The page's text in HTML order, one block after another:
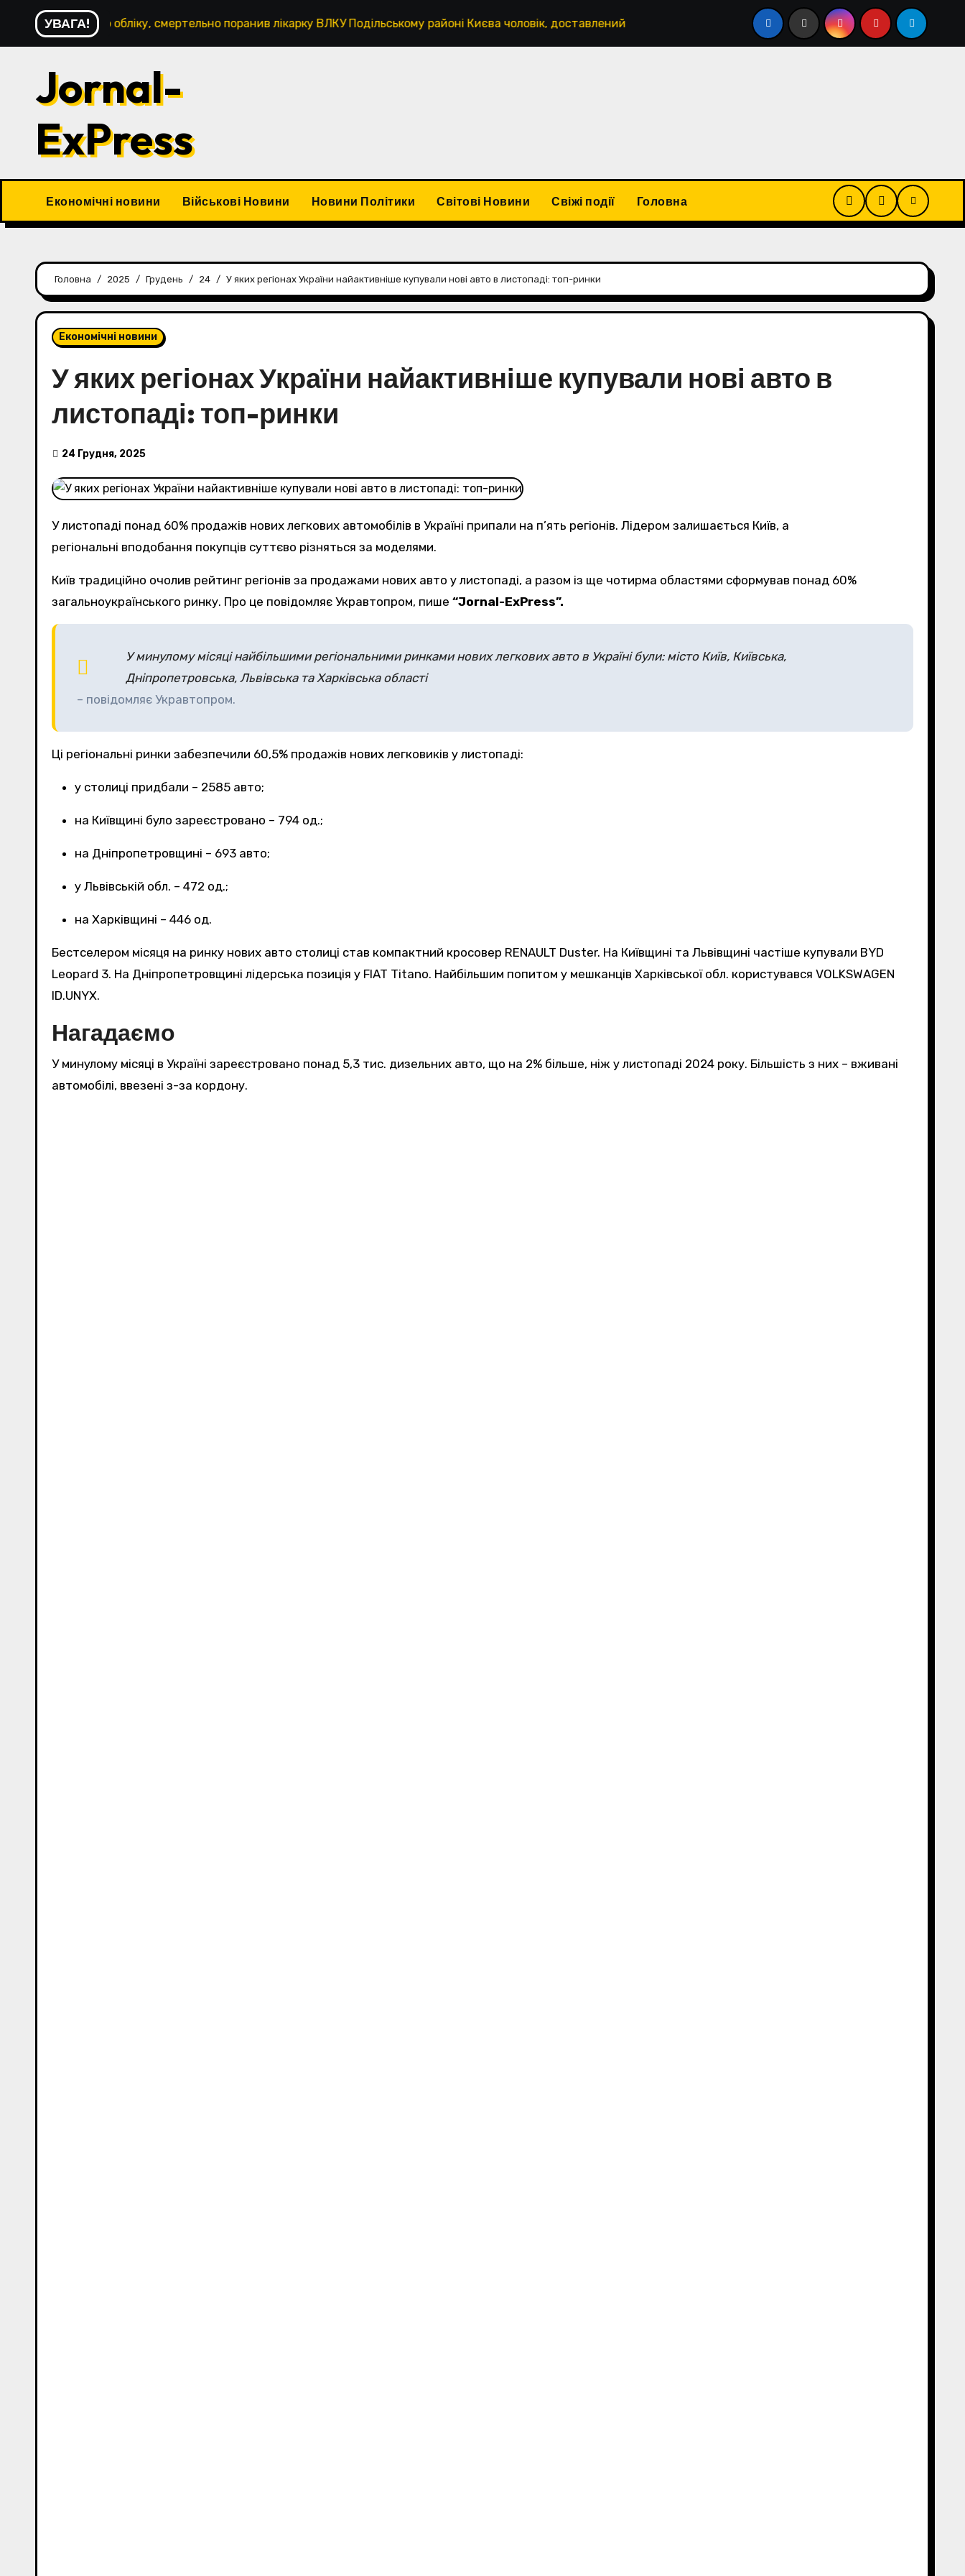
Перейти
контенту
УВАГА!
обліку, смертельно поранив лікарку ВЛКУ Подільському районі Києва чоловік, доставлений до ТЦК за порушення військового обліку, завдав ножових поранень
Jornal-
ExPress
Економічні новини Військові Новини Новини Політики Світові Новини Свіжі події Головна
Головна 2025 Грудень 24 У яких регіонах України найактивніше купували нові авто в листопаді: топ-ринки
Економічні новини
У яких регіонах України найактивніше купували нові авто в
листопаді: топ-ринки
24 Грудня, 2025
У листопаді понад 60% продажів нових легкових автомобілів в Україні припали на п’ять регіонів. Лідером залишається Київ, а
регіональні вподобання покупців суттєво різняться за моделями.
Київ традиційно очолив рейтинг регіонів за продажами нових авто у листопаді, а разом із ще чотирма областями сформував понад 60%
загальноукраїнського ринку. Про це повідомляє Укравтопром, пише “Jornal-ExPress”.
У минулому місяці найбільшими регіональними ринками нових легкових авто в Україні були: місто Київ, Київська,
Дніпропетровська, Львівська та Харківська області
– повідомляє Укравтопром.
Ці регіональні ринки забезпечили 60,5% продажів нових легковиків у листопаді:
у столиці придбали – 2585 авто;
на Київщині було зареєстровано – 794 од.;
на Дніпропетровщині – 693 авто;
у Львівській обл. – 472 од.;
на Харківщині – 446 од.
Бестселером місяця на ринку нових авто столиці став компактний кросовер RENAULT Duster. На Київщині та Львівщині частіше купували BYD
Leopard 3. На Дніпропетровщині лідерська позиція у FIAT Titano. Найбільшим попитом у мешканців Харківської обл. користувався VOLKSWAGEN
ID.UNYX.
Нагадаємо
У минулому місяці в Україні зареєстровано понад 5,3 тис. дизельних авто, що на 2% більше, ніж у листопаді 2024 року. Більшість з них – вживані
автомобілі, ввезені з-за кордону.